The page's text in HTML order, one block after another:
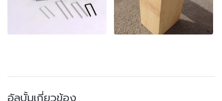
อัลบั้มเกี่ยวข้อง